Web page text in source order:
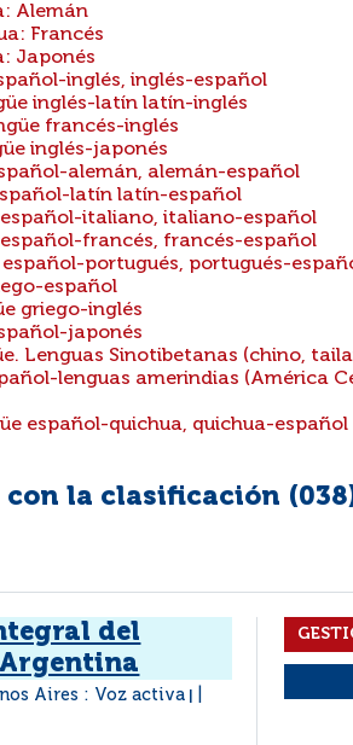
Alemán
Francés
Japonés
inglés, inglés-español
inglés-latín latín-inglés
francés-inglés
inglés-japonés
alemán, alemán-español
latín latín-español
italiano, italiano-español
francés, francés-español
portugués, portugués-
español
griego-inglés
japonés
Lenguas Sinotibetanas (chino,
lenguas amerindias (América
español-quichua, quichua-español
la clasificación
del
Aires : Voz activa